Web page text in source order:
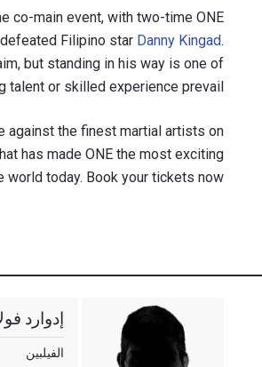
co-main event, with two-time ONE
Filipino star Danny Kingad.
but standing in his way is one of
talent or skilled experience prevail?
against the finest martial artists on
has made ONE the most exciting
today. Book your tickets now!
إدوارد
الفيلبين